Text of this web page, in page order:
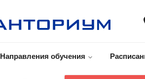
Направления обучения